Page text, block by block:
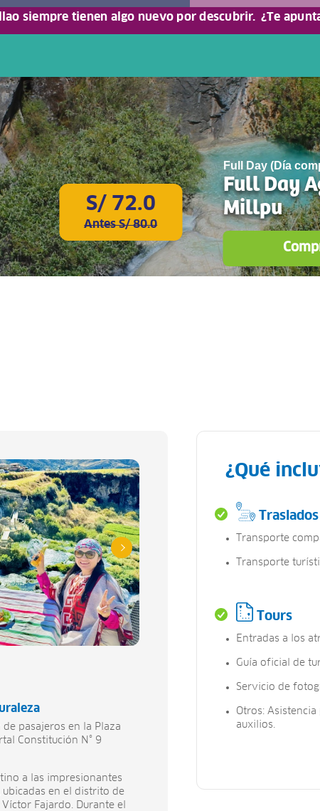
siempre tienen algo nuevo por descubrir. ¿Te
S/ 72.0
Antes S/ 80.0
Full Day (Día
Full Day
Millpu
pasajeros en la Plaza
Constitución N° 9
a las impresionantes
ubicadas en el distrito de
Fajardo. Durante el
¿Qué
Traslados
Transporte
Transporte
Tours
Entradas a los
Guía oficial de
Servicio de
Otros:
auxilios.